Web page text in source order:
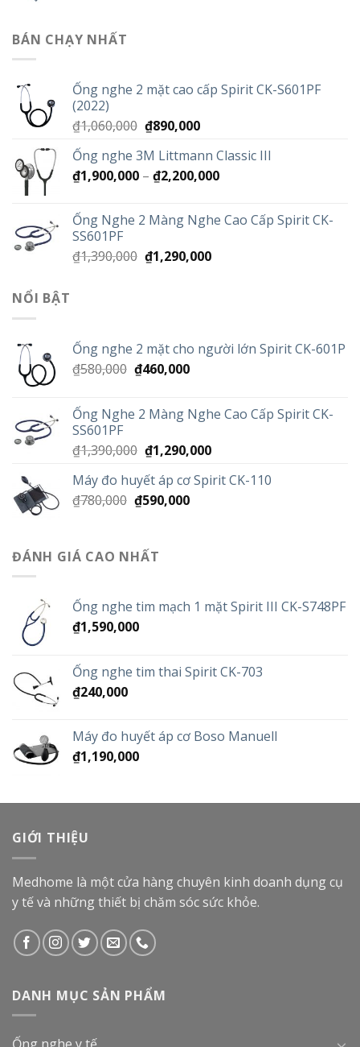
BÁN CHẠY NHẤT
Ống nghe 2 mặt cao cấp Spirit CK-S601PF
(2022)
₫1,060,000 Giá
là:
₫1,060,000.
₫890,000Giá
tại
là:
Ống nghe 3M Littmann Classic III
₫1,900,000 – ₫2,200,000Khoảng
₫1,900,000
Ống Nghe 2 Màng Nghe Cao Cấp Spirit CK-
SS601PF
₫1,390,000 Giá
₫1,290,000Giá
NỔI BẬT
Ống nghe 2 mặt cho người lớn Spirit CK-601P
₫580,000 Giá
₫580,000.
₫460,000Giá
là:
Ống Nghe 2 Màng Nghe Cao Cấp Spirit CK-
SS601PF
₫1,390,000 Giá
là:
₫1,390,000.
₫1,290,000Giá
tại
Máy đo huyết áp cơ Spirit CK-110
₫780,000 Giá
₫780,000.
₫590,000Giá
ĐÁNH GIÁ CAO NHẤT
Ống nghe tim mạch 1 mặt Spirit III CK-S748PF
₫1,590,000
Ống nghe tim thai Spirit CK-703
₫240,000
Máy đo huyết áp cơ Boso Manuell
₫1,190,000
GIỚI THIỆU
Medhome là một cửa hàng chuyên kinh doanh dụng cụ
y tế và những thiết bị chăm sóc sức khỏe.
DANH MỤC SẢN PHẨM